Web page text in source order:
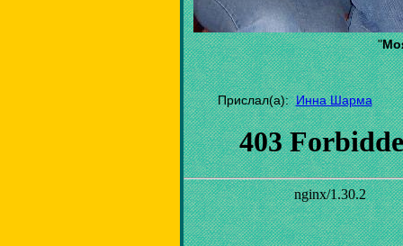
"
Прислал(а):Инна Шарма